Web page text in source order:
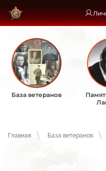
База ветеранов
Главная База ветеранов